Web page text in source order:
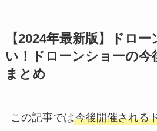
【2024年最新版】ドロ
い！ドローンショーの今
まとめ
この記事では今後開催される